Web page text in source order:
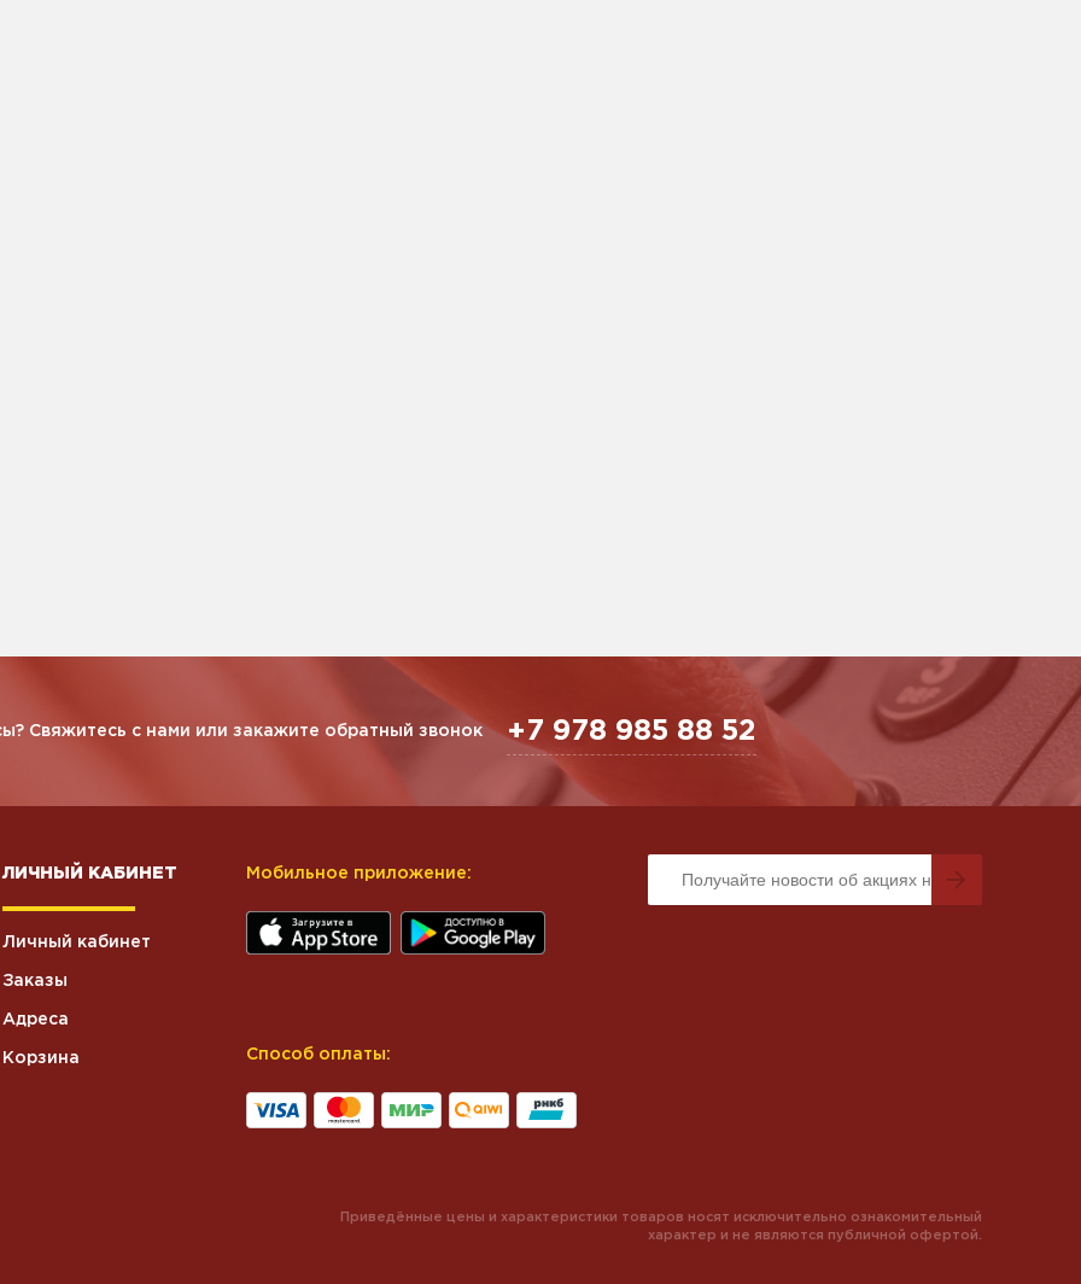
Свяжитесь с нами или закажите обратный звонок +7 978 985 88 52
ЛИЧНЫЙ КАБИНЕТ
Личный кабинет
Заказы
Адреса
Корзина
Мобильное приложение:
Способ оплаты:
Приведённые цены и характеристики товаров носят исключительно ознакомительный
характер и не являются публичной офертой.